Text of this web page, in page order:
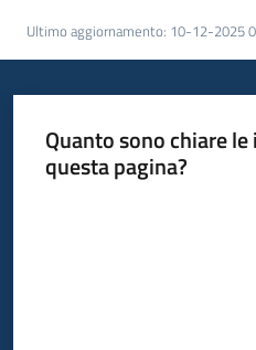
Supporto
Piattaforme
Ultimo aggiornamento: 10-12-2025
Quanto sono chiare
questa pagina?